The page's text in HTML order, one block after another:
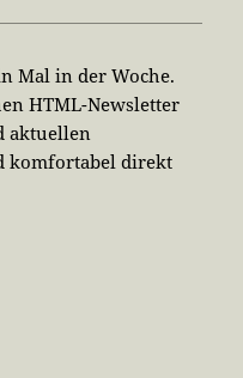
Mal in der Woche.
HTML-Newsletter
aktuellen
komfortabel direkt